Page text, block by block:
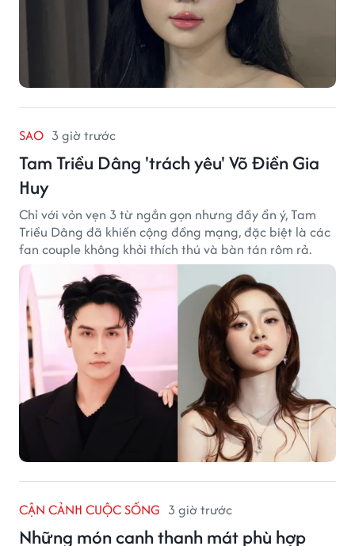
SAO 3 giờ trước
Tam Triều Dâng 'trách yêu' Võ Điền Gia
Huy
Chỉ với vỏn vẹn 3 từ ngắn gọn nhưng đầy ẩn ý, Tam
Triều Dâng đã khiến cộng đồng mạng, đặc biệt là các
fan couple không khỏi thích thú và bàn tán rôm rả.
CẬN CẢNH CUỘC SỐNG 3 giờ trước
Những món canh thanh mát phù hợp